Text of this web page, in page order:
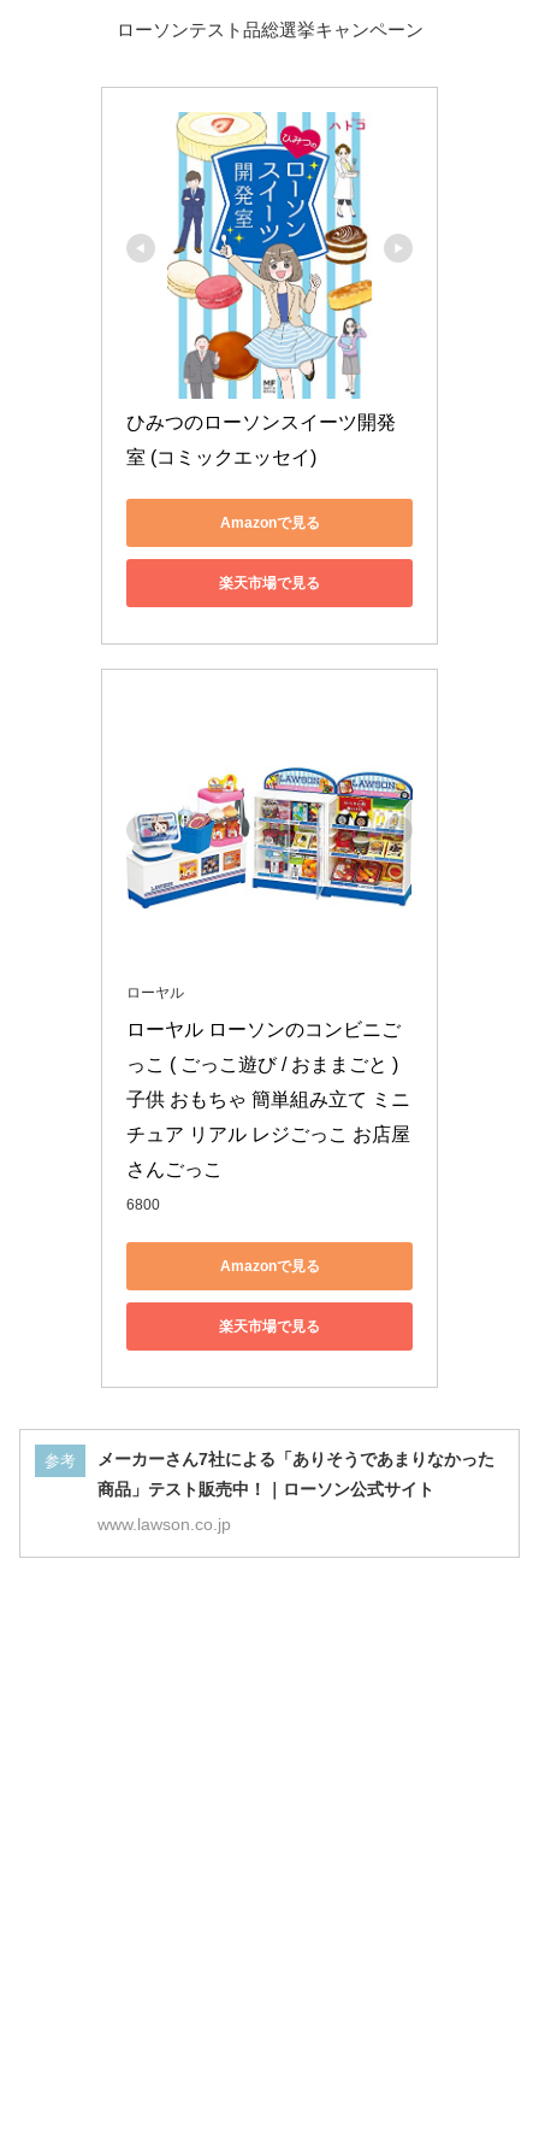
ローソンテスト品総選挙キャンペーン
ひみつのローソンスイーツ開発
室 (コミックエッセイ)
Amazonで見る
楽天市場で見る
ローヤル
ローヤル ローソンのコンビニご
っこ ( ごっこ遊び / おままごと )
子供 おもちゃ 簡単組み立て ミニ
チュア リアル レジごっこ お店屋
さんごっこ
6800
Amazonで見る
楽天市場で見る
参考
メーカーさん7社による「ありそうであまりなかった
商品」テスト販売中！｜ローソン公式サイト
www.lawson.co.jp